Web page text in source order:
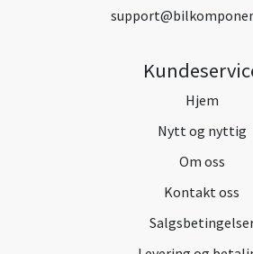
Hjem
Nytt og nyttig
Om oss
Kontakt oss